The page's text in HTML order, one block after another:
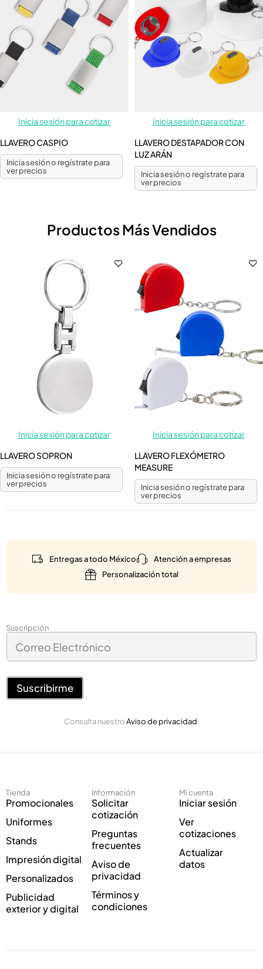
Inicia sesión para cotizar
LLAVERO CASPIO
Inicia sesión o regístrate para
ver precios
Inicia sesión para cotizar
LLAVERO DESTAPADOR CON
LUZ ARÁN
Inicia sesión o regístrate para
ver precios
Productos Más Vendidos
Inicia sesión para cotizar
LLAVERO SOPRON
Inicia sesión o regístrate para
ver precios
Inicia sesión para cotizar
LLAVERO FLEXÓMETRO
MEASURE
Inicia sesión o regístrate para
ver precios
Entregas a todo México
Atención a empresas
Personalización total
Suscripción
E
t
ó
o
r
r
o
*
C
r
r
o
c
n
i
c
o
*
Suscribirme
Consulta nuestroAviso de privacidad.
Tienda
Promocionales
Uniformes
Stands
Impresión digital
Personalizados
Publicidad
exterior y digital
Información
Solicitar
cotización
Preguntas
frecuentes
Aviso de
privacidad
Términos y
condiciones
Mi cuenta
Iniciar sesión
Ver
cotizaciones
Actualizar
datos